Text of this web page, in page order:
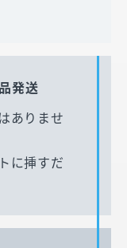
発送
ありませ
に挿すだ